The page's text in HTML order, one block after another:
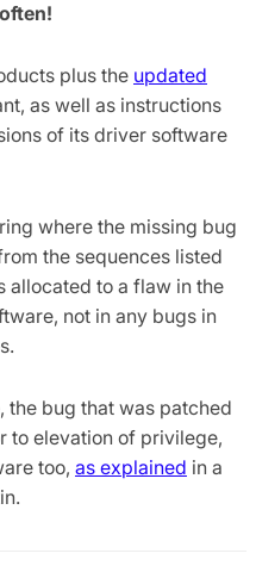
plus the updated
as well as instructions
of its driver software
where the missing bug
the sequences listed
allocated to a flaw in the
not in any bugs in
the bug that was patched
to elevation of privilege,
too, as explained in a